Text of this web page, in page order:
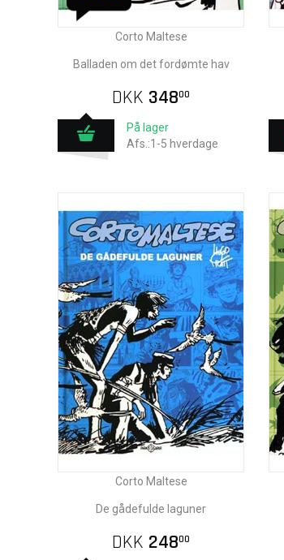
Corto Maltese
Balladen om det fordømte hav
DKK 34800
På lager
Afs.:1-5 hverdage
Corto Maltese
De gådefulde laguner
DKK 24800